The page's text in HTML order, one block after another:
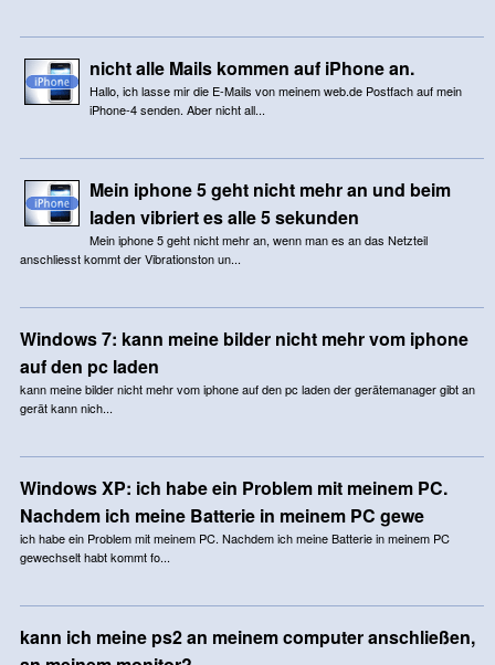
nicht alle Mails kommen auf iPhone an.
Hallo, ich lasse mir die E-Mails von meinem web.de Postfach auf mein
iPhone-4 senden. Aber nicht all...
Mein iphone 5 geht nicht mehr an und beim
laden vibriert es alle 5 sekunden
Mein iphone 5 geht nicht mehr an, wenn man es an das Netzteil
anschliesst kommt der Vibrationston un...
Windows 7: kann meine bilder nicht mehr vom iphone
auf den pc laden
kann meine bilder nicht mehr vom iphone auf den pc laden der gerätemanager gibt an
gerät kann nich...
Windows XP: ich habe ein Problem mit meinem PC.
Nachdem ich meine Batterie in meinem PC gewe
ich habe ein Problem mit meinem PC. Nachdem ich meine Batterie in meinem PC
gewechselt habt kommt fo...
kann ich meine ps2 an meinem computer anschließen,